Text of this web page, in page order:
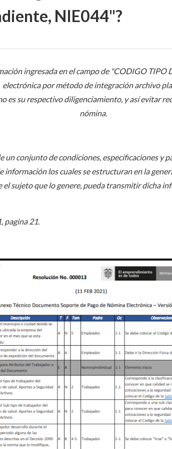
NIE044"?
ingresada en el campo de "CODIGO
electrónica por método de integración archivo
es su respectivo diligenciamiento, y así evitar
nómina.
un conjunto de condiciones, especificaciones y
información los cuales se estructuran en la
sujeto que lo genere, pueda transmitir dicha
pagina 21.